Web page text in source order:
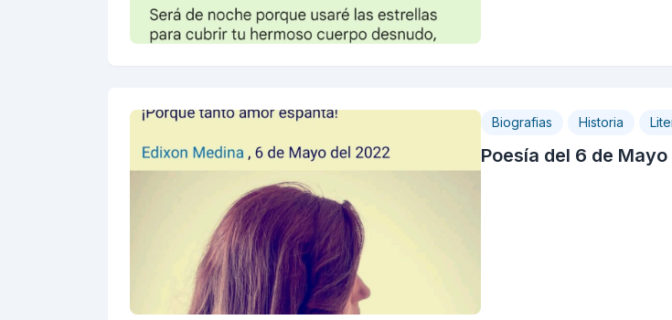
Biografias Historia
Poesía del 6 de